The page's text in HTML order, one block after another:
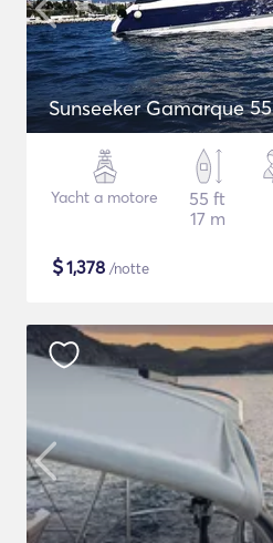
Sunseeker Gamarque 55
Yacht a motore
55 ft
17 m
$1,378 /notte